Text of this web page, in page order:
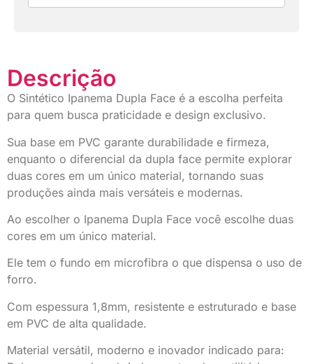
Descrição
O Sintético Ipanema Dupla Face é a escolha perfeita
para quem busca praticidade e design exclusivo.
Sua base em PVC garante durabilidade e firmeza,
enquanto o diferencial da dupla face permite explorar
duas cores em um único material, tornando suas
produções ainda mais versáteis e modernas.
Ao escolher o Ipanema Dupla Face você escolhe duas
cores em um único material.
Ele tem o fundo em microfibra o que dispensa o uso de
forro.
Com espessura 1,8mm, resistente e estruturado e base
em PVC de alta qualidade.
Material versátil, moderno e inovador indicado para: